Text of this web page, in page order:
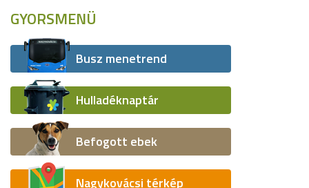
GYORSMENÜ
Busz menetrend
Hulladéknaptár
Befogott ebek
Nagykovácsi térkép